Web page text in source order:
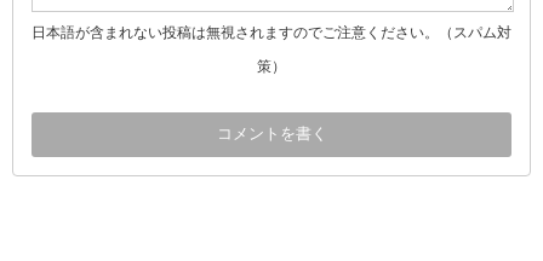
日本語が含まれない投稿は無視されますのでご注意ください。（スパム対
策）